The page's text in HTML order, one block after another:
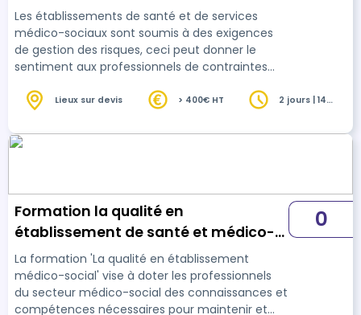
et responsabilisé les équipes
Les établissements de santé et de services
médico-sociaux sont soumis à des exigences
de gestion des risques, ceci peut donner le
sentiment aux professionnels de contraintes
des risques permettra de clarifier les
complexes (QVT, RGPD, RPS, etc.) et de les
mettre en pratique dans le quotidien de façon
pour les part…
Lieux sur devis > 400€ HT
2 jours | 14
Formation la qualité en
établissement de santé et médico-
social
La formation 'La qualité en établissement
médico-social' vise à doter les professionnels
du secteur médico-social des connaissances et
compétences nécessaires pour maintenir et
0